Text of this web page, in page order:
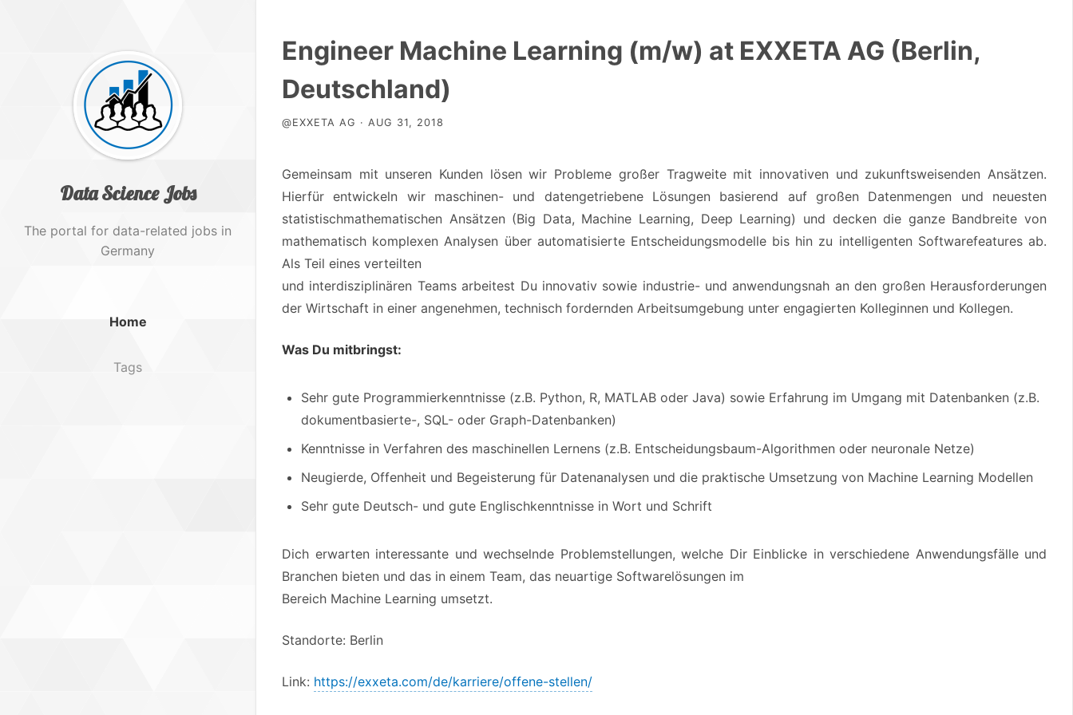
Data Science Jobs
The portal for data-related jobs in
Germany
Home
Tags
Engineer Machine Learning (m/w) at EXXETA AG (Berlin,
Deutschland)
@EXXETA AG · AUG 31, 2018
Gemeinsam mit unseren Kunden lösen wir Probleme großer Tragweite mit innovativen und zukunftsweisenden Ansätzen.
Hierfür entwickeln wir maschinen- und datengetriebene Lösungen basierend auf großen Datenmengen und neuesten
statistischmathematischen Ansätzen (Big Data, Machine Learning, Deep Learning) und decken die ganze Bandbreite von
mathematisch komplexen Analysen über automatisierte Entscheidungsmodelle bis hin zu intelligenten Softwarefeatures ab.
Als Teil eines verteilten
und interdisziplinären Teams arbeitest Du innovativ sowie industrie- und anwendungsnah an den großen Herausforderungen
der Wirtschaft in einer angenehmen, technisch fordernden Arbeitsumgebung unter engagierten Kolleginnen und Kollegen.
Was Du mitbringst:
Sehr gute Programmierkenntnisse (z.B. Python, R, MATLAB oder Java) sowie Erfahrung im Umgang mit Datenbanken (z.B.
dokumentbasierte-, SQL- oder Graph-Datenbanken)
Kenntnisse in Verfahren des maschinellen Lernens (z.B. Entscheidungsbaum-Algorithmen oder neuronale Netze)
Neugierde, Offenheit und Begeisterung für Datenanalysen und die praktische Umsetzung von Machine Learning Modellen
Sehr gute Deutsch- und gute Englischkenntnisse in Wort und Schrift
Dich erwarten interessante und wechselnde Problemstellungen, welche Dir Einblicke in verschiedene Anwendungsfälle und
Branchen bieten und das in einem Team, das neuartige Softwarelösungen im
Bereich Machine Learning umsetzt.
Standorte: Berlin
Link: https://exxeta.com/de/karriere/offene-stellen/